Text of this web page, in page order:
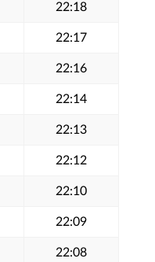
22:18
22:17
22:16
22:14
22:13
22:12
22:10
22:09
22:08